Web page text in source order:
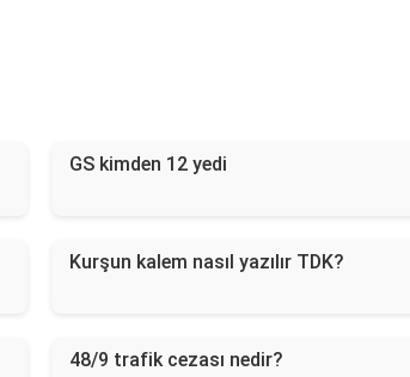
GS kimden 12 yedi
Kurşun kalem nasıl yazılır TDK?
48/9 trafik cezası nedir?